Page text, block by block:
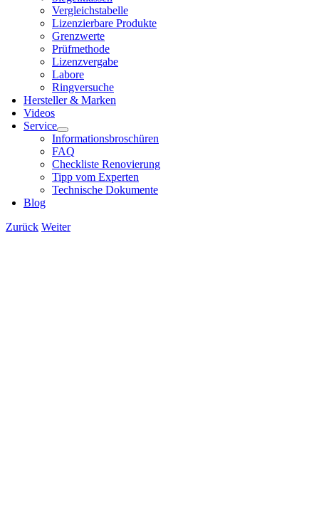
Ver­gleichs­ta­bel­le
Lizen­zier­ba­re Pro­duk­te
Grenz­wer­te
Prüf­me­tho­de
Lizenz­ver­ga­be
Labo­re
Ring­ver­su­che
Her­stel­ler & Mar­ken
Vide­os
Ser­vice
Infor­ma­ti­ons­bro­schü­ren
FAQ
Check­lis­te Reno­vie­rung
Tipp vom Exper­ten
Tech­ni­sche Doku­men­te
Blog
Zurück Weiter